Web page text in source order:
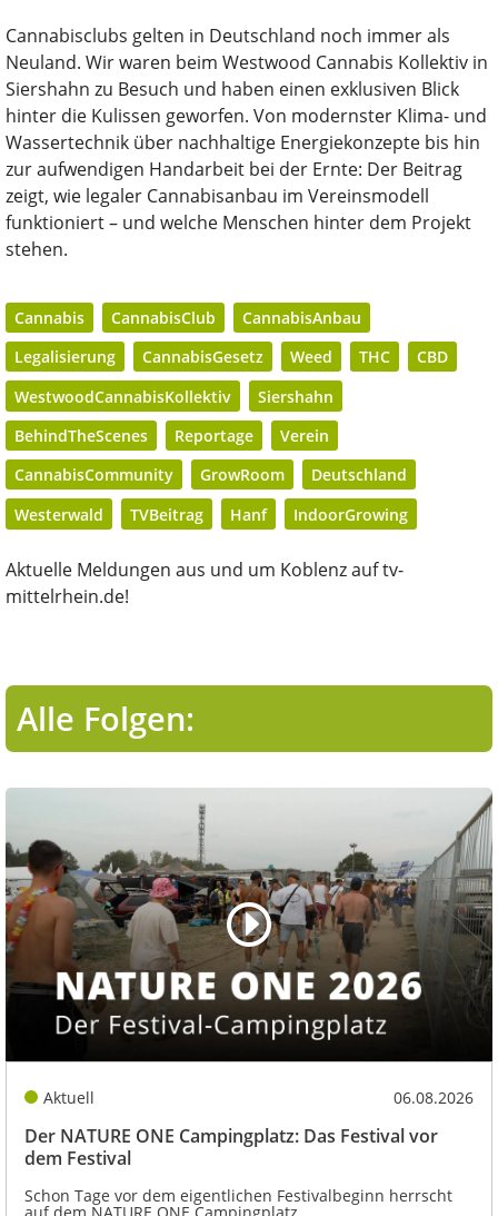
Cannabisclubs gelten in Deutschland noch immer als
Neuland. Wir waren beim Westwood Cannabis Kollektiv in
Siershahn zu Besuch und haben einen exklusiven Blick
hinter die Kulissen geworfen. Von modernster Klima- und
Wassertechnik über nachhaltige Energiekonzepte bis hin
zur aufwendigen Handarbeit bei der Ernte: Der Beitrag
zeigt, wie legaler Cannabisanbau im Vereinsmodell
funktioniert – und welche Menschen hinter dem Projekt
stehen.
Cannabis CannabisClub
CannabisAnbau
Legalisierung
CannabisGesetz Weed THC
CBD
WestwoodCannabisKollektiv
Siershahn
BehindTheScenes
Reportage
Verein
CannabisCommunity
GrowRoom
Deutschland
Westerwald
TVBeitrag Hanf IndoorGrowing
Aktuelle Meldungen aus und um Koblenz auf tv-
mittelrhein.de!
Alle Folgen:
Aktuell 06.08.2026
Der NATURE ONE Campingplatz: Das Festival vor
dem Festival
Schon Tage vor dem eigentlichen Festivalbeginn herrscht
auf dem NATURE ONE Campingplatz...